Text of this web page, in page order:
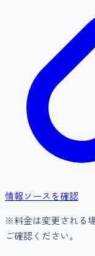
情報ソースを確認
※料金は変更される
ご確認ください。